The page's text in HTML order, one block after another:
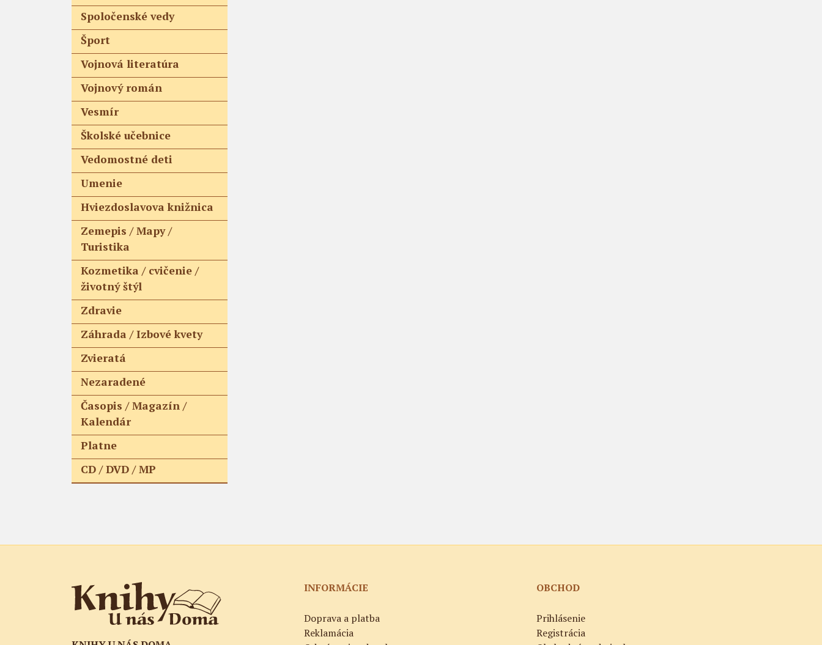
Spoločenské vedy
Šport
Vojnová literatúra
Vojnový román
Vesmír
Školské učebnice
Vedomostné deti
Umenie
Hviezdoslavova knižnica
Zemepis / Mapy /
Turistika
Kozmetika / cvičenie /
životný štýl
Zdravie
Záhrada / Izbové kvety
Zvieratá
Nezaradené
Časopis / Magazín /
Kalendár
Platne
CD / DVD / MP
INFORMÁCIE
Doprava a platba
Reklamácia
OBCHOD
Prihlásenie
Registrácia